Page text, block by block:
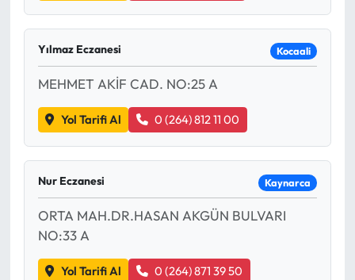
Yılmaz Eczanesi Kocaali
MEHMET AKİF CAD. NO:25 A
Yol Tarifi Al 0 (264) 812 11 00
Nur Eczanesi Kaynarca
ORTA MAH.DR.HASAN AKGÜN BULVARI
NO:33 A
Yol Tarifi Al 0 (264) 871 39 50